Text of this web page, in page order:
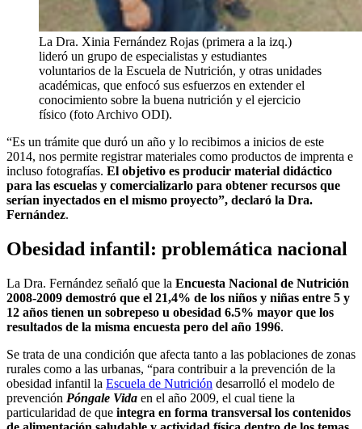
La Dra. Xinia Fernández Rojas (primera a la izq.)
lideró un grupo de especialistas y estudiantes
voluntarios de la Escuela de Nutrición, y otras unidades
académicas, que enfocó sus esfuerzos en extender el
conocimiento sobre la buena nutrición y el ejercicio
físico (foto Archivo ODI).
“Es un trámite que duró un año y lo recibimos a inicios de este
2014, nos permite registrar materiales como productos de imprenta e
incluso fotografías. El objetivo es producir material didáctico
para las escuelas y comercializarlo para obtener recursos que
serían inyectados en el mismo proyecto”, declaró la Dra.
Fernández.
Obesidad infantil: problemática nacional
La Dra. Fernández señaló que la Encuesta Nacional de Nutrición
2008-2009 demostró que el 21,4% de los niños y niñas entre 5 y
12 años tienen un sobrepeso u obesidad 6.5% mayor que los
resultados de la misma encuesta pero del año 1996.
Se trata de una condición que afecta tanto a las poblaciones de zonas
rurales como a las urbanas, “para contribuir a la prevención de la
obesidad infantil la Escuela de Nutrición desarrolló el modelo de
prevención Póngale Vida en el año 2009, el cual tiene la
particularidad de que integra en forma transversal los contenidos